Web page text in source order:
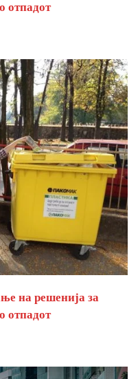
отпадот
на решенија за
отпадот